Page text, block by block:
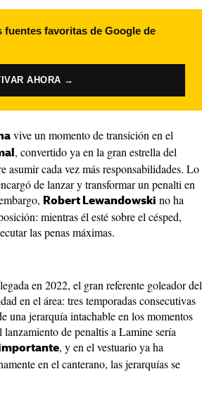
fuentes favoritas de Google de
AHORA →
vive un momento de transición en el
, convertido ya en la gran estrella del
asumir cada vez más responsabilidades. Lo
de lanzar y transformar un penalti en
Robert Lewandowski no ha
mientras él esté sobre el césped,
las penas máximas.
en 2022, el gran referente goleador del
en el área: tres temporadas consecutivas
una jerarquía intachable en los momentos
de penaltis a Lamine sería
, y en el vestuario ya ha
en el canterano, las jerarquías se